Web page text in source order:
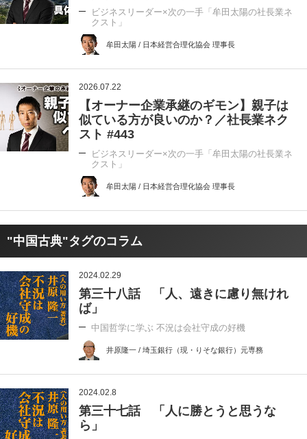
ビジネスリーダー×次の一手「牟田太陽の社長業ネ
クスト」
牟田太陽 / 日本経営合理化協会 理事長
2026.07.22
【オーナー企業承継のギモン】親子は
似ている方が良いのか？／社長業ネク
スト #443
ビジネスリーダー×次の一手「牟田太陽の社長業ネ
クスト」
牟田太陽 / 日本経営合理化協会 理事長
"中国古典"タグのコラム
2024.02.29
第三十八話 「人、遠きに慮り無けれ
ば」
中国哲学に学ぶ 不況は会社守成の好機
井原隆一 / 埼玉銀行（現・りそな銀行）元専務
2024.02.8
第三十七話 「人に勝とうと思うな
ら」